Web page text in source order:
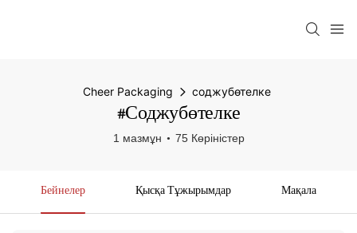
Cheer Packaging соджубөтелке
#соджубөтелке
1 мазмұн 75 Көріністер
Бейнелер Қысқа Тұжырымдар Мақала